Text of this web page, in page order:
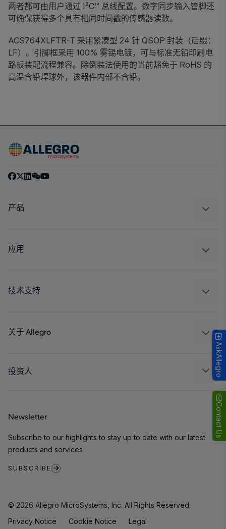
Contact Us
两者都可由用户通过 I²C™ 总线配置。数字同步输入管脚还
可确保获得多个具有相同时间戳的传感器读数。
ACS764XLFTR-T 采用紧凑型 24 针 QSOP 封装（后缀：
LF）。引脚框采用 100% 雾锡电镀，可与标准无铅印刷电
路板装配流程兼容。除倒装法使用的当前豁免于 RoHS 的
高温含铅焊球外，该器件内部不含铅。
产品
调节
应用
工业
技术支持
封装
关于 Allegro
人才招聘
联系我们
投资人
Newsletter
Subscribe to our highlights to stay up to date with our latest
products and services
SUBSCRIBE
© 2026 Allegro MicroSystems, Inc. All Rights Reserved.
Privacy Notice
Cookie Notice Legal
AskAllegro